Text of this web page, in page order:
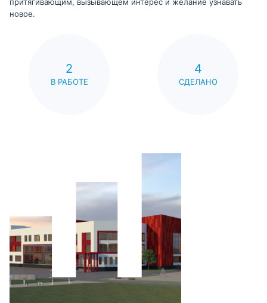
притягивающим, вызывающем интерес и желание узнавать
новое.
2
В РАБОТЕ
4
СДЕЛАНО